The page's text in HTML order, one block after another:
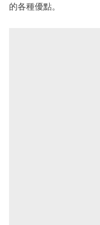
的各種優點。